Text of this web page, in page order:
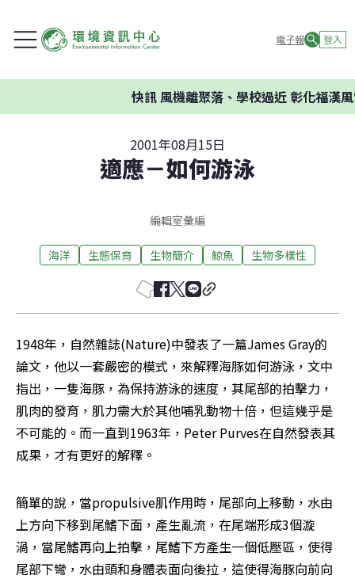
電子報 登入
快訊風機離聚落、學校過近 彰化福漢風
2001年08月15日
適應－如何游泳
編輯室彙編
海洋 生態保育 生物簡介 鯨魚 生物多樣性
1948年，自然雜誌(Nature)中發表了一篇James Gray的
論文，他以一套嚴密的模式，來解釋海豚如何游泳，文中
指出，一隻海豚，為保持游泳的速度，其尾部的拍擊力，
肌肉的發育，肌力需大於其他哺乳動物十倍，但這幾乎是
不可能的。而一直到1963年，Peter Purves在自然發表其
成果，才有更好的解釋。
簡單的說，當propulsive肌作用時，尾部向上移動，水由
上方向下移到尾鰭下面，產生亂流，在尾端形成3個漩
渦，當尾鰭再向上拍擊，尾鰭下方產生一個低壓區，使得
尾部下彎，水由頭和身體表面向後拉，這使得海豚向前向